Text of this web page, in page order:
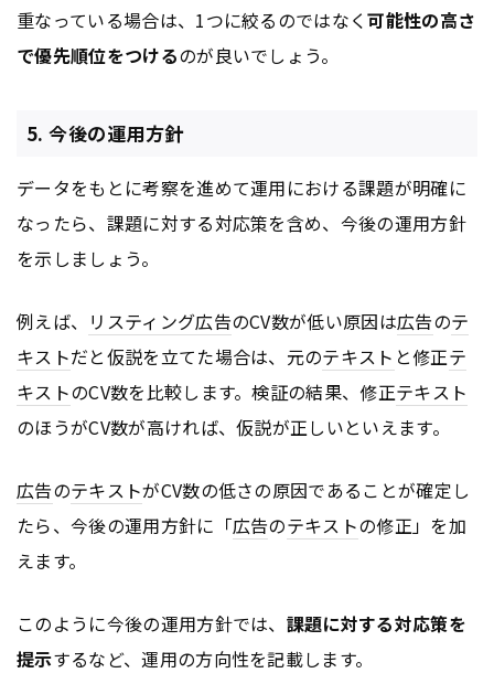
重なっている場合は、1つに絞るのではなく可能性の高さ
で優先順位をつけるのが良いでしょう。
5. 今後の運用方針
データをもとに考察を進めて運用における課題が明確に
なったら、課題に対する対応策を含め、今後の運用方針
を示しましょう。
例えば、 リスティング広告のCV数が低い原因は広告のテ
キストだと仮説を立てた場合は、元のテキスト と修正テ
キストのCV数を比較します。検証の結果、修正テキスト
のほうがCV数が高ければ、仮説が正しいといえます。
広告のテキストがCV数の低さの原因であることが確定し
たら、今後の運用方針に「広告のテキストの修正」を加
えます。
このように今後の運用方針では、 課題に対する対応策を
提示するなど、運用の方向性を記載します。